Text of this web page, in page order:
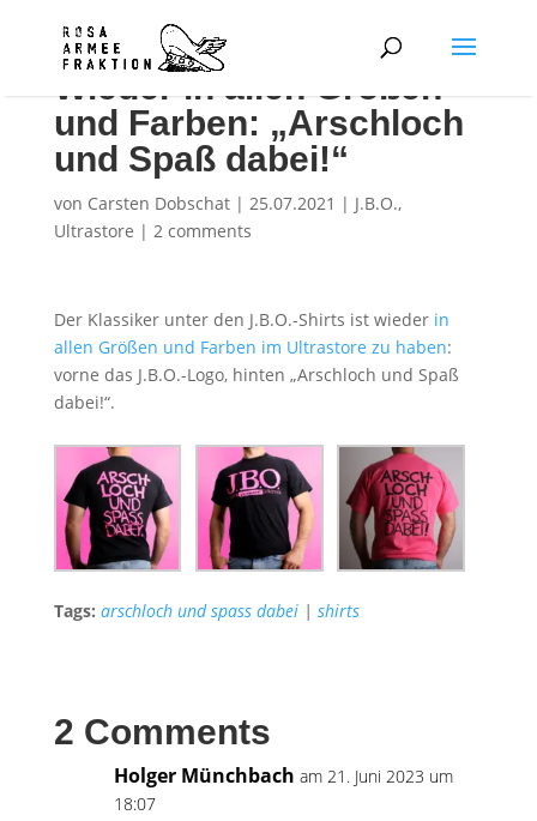
Wieder in allen Größen
und Farben: „Arschloch
und Spaß dabei!“
von Carsten Dobschat| 25.07.2021 | J.B.O.,
Ultrastore | 2 comments
Der Klassiker unter den J.B.O.-Shirts ist wieder in
allen Größen und Farben im Ultrastore zu haben:
vorne das J.B.O.-Logo, hinten „Arschloch und Spaß
dabei!“.
Tags: arschloch und spass dabei| shirts
2 Comments
Holger Münchbach am 21. Juni 2023 um
18:07